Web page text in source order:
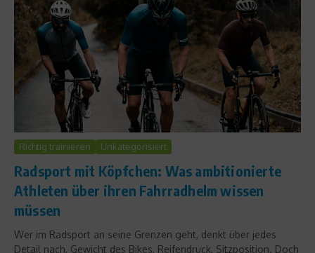
Richtig trainieren Unkategorisiert
Radsport mit Köpfchen: Was ambitionierte
Athleten über ihren Fahrradhelm wissen
müssen
Wer im Radsport an seine Grenzen geht, denkt über jedes
Detail nach, Gewicht des Bikes, Reifendruck, Sitzposition. Doch